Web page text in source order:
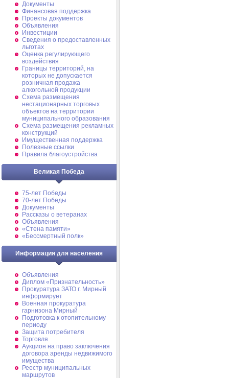
Документы
Финансовая поддержка
Проекты документов
Объявления
Инвестиции
Сведения о предоставленных
льготах
Оценка регулирующего
воздействия
Границы территорий, на
которых не допускается
розничная продажа
алкогольной продукции
Схема размещения
нестационарных торговых
объектов на территории
муниципального образования
Схема размещения рекламных
конструкций
Имущественная поддержка
Полезные ссылки
Правила благоустройства
Великая Победа
75-лет Победы
70-лет Победы
Документы
Рассказы о ветеранах
Объявления
«Стена памяти»
«Бессмертный полк»
Информация для населения
Объявления
Диплом «Признательность»
Прокуратура ЗАТО г. Мирный
информирует
Военная прокуратура
гарнизона Мирный
Подготовка к отопительному
периоду
Защита потребителя
Торговля
Аукцион на право заключения
договора аренды недвижимого
имущества
Реестр муниципальных
маршрутов